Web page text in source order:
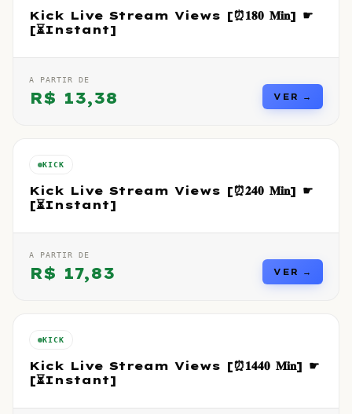
Kick Live Stream Views [⏰𝟏𝟖𝟎 𝐌𝐢𝐧] ☛
[⏳Instant]
A PARTIR DE
R$ 13,38 VER →
KICK
Kick Live Stream Views [⏰𝟐𝟒𝟎 𝐌𝐢𝐧] ☛
[⏳Instant]
A PARTIR DE
R$ 17,83 VER →
KICK
Kick Live Stream Views [⏰𝟏𝟒𝟒𝟎 𝐌𝐢𝐧] ☛
[⏳Instant]